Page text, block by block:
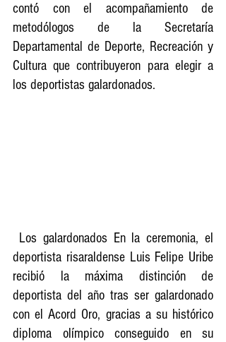
contó con el acompañamiento de
metodólogos de la Secretaría
Departamental de Deporte, Recreación y
Cultura que contribuyeron para elegir a
los deportistas galardonados.
deportista risaraldense Luis Felipe Uribe
recibió la máxima distinción de
deportista del año tras ser galardonado
con el Acord Oro, gracias a su histórico
diploma olímpico conseguido en su